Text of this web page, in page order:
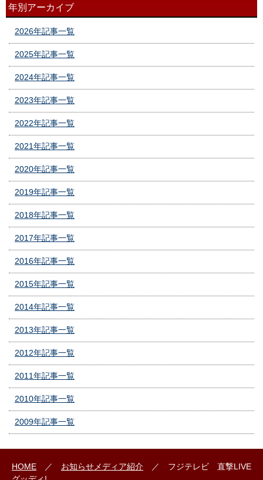
年別アーカイブ
2026年記事一覧
2025年記事一覧
2024年記事一覧
2023年記事一覧
2022年記事一覧
2021年記事一覧
2020年記事一覧
2019年記事一覧
2018年記事一覧
2017年記事一覧
2016年記事一覧
2015年記事一覧
2014年記事一覧
2013年記事一覧
2012年記事一覧
2011年記事一覧
2010年記事一覧
2009年記事一覧
HOME ／ お知らせ メディア紹介 ／ フジテレビ 直撃LIVE